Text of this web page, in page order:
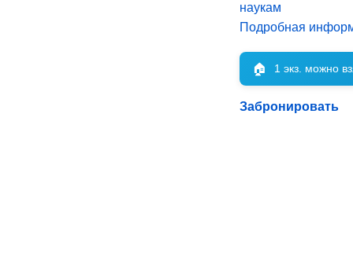
наукам
Подробная
🏠 1 экз. можно
Забронировать